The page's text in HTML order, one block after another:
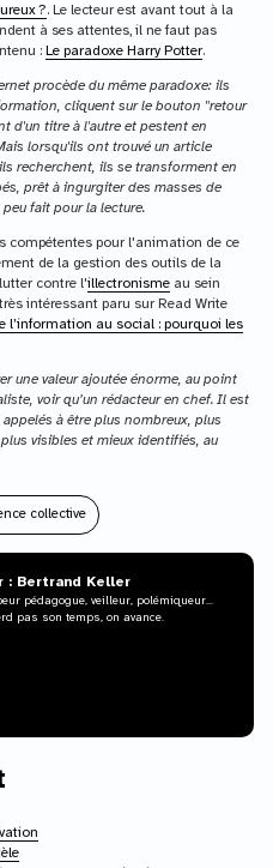
?. Le lecteur est avant tout à la
à ses attentes, il ne faut pas
: Le paradoxe Harry Potter.
procède du même paradoxe: ils
cliquent sur le bouton "retour
d'un titre à l'autre et pestent en
lorsqu'ils ont trouvé un article
recherchent, ils se transforment en
prêt à ingurgiter des masses de
fait pour la lecture.
compétentes pour l'animation de ce
de la gestion des outils de la
contre l'illectronisme au sein
intéressant paru sur Read Write
l’information au social : pourquoi les
une valeur ajoutée énorme, au point
voir qu’un rédacteur en chef. Il est
à être plus nombreux, plus
visibles et mieux identifiés, au
collective
: Bertrand Keller
pédagogue, veilleur, polémiqueur...
pas son temps, on avance.